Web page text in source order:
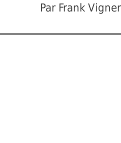
Par Frank